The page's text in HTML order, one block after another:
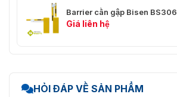
Barrier cần gập Bisen BS306
Giá liên hệ
HỎI ĐÁP VỀ SẢN PHẨM